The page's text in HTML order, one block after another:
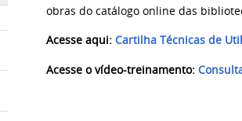
obras do catálogo online das
Acesse aqui:Cartilha Técnicas de
Acesse o vídeo-treinamento: